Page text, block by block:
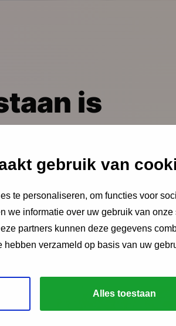
gebruik van
te personaliseren, om functies voor
we informatie over uw gebruik van onze
partners kunnen deze gegevens
verzameld op basis van uw
Alles toestaan
is
manier aan de slag te gaan met het
een veilige omgeving voor intervisie